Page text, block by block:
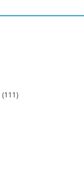
(111)